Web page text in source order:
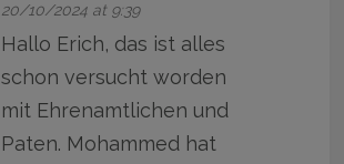
20/10/2024 at 9:39
Hallo Erich, das ist alles
schon versucht worden
mit Ehrenamtlichen und
Paten. Mohammed hat